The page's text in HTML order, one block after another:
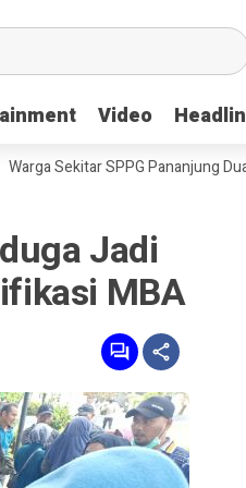
Video
Video
SPPG Pananjung Dua
Jadi
MBA